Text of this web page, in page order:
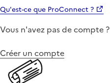
Qu'est-ce que ProConnect ?
Vous n'avez pas de compte ?
Créer un compte